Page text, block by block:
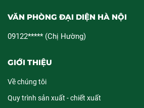
VĂN PHÒNG ĐẠI DIỆN HÀ NỘI
09122***** (Chị Hường)
GIỚI THIỆU
Về chúng tôi
Quy trình sản xuất - chiết xuất